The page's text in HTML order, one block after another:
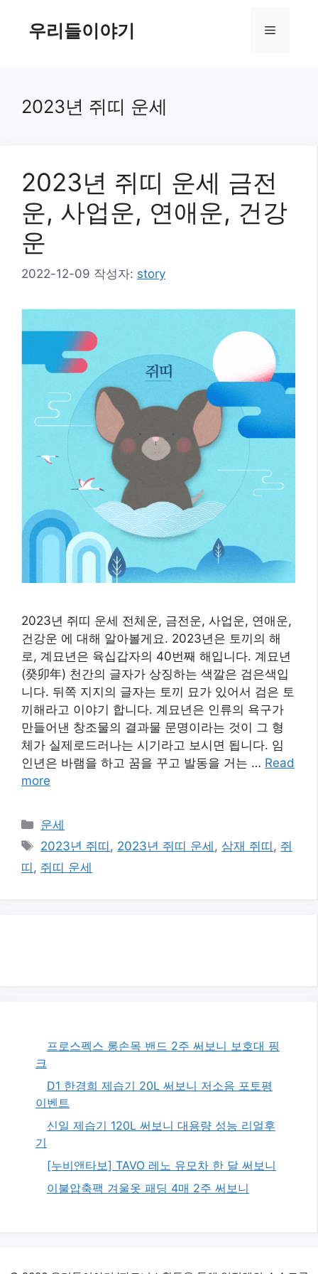
우리들이야기 메
2023년 쥐띠 운세
2023년 쥐띠 운세 금전
운, 사업운, 연애운, 건강
운
2022-12-09 작성자: story
2023년 쥐띠 운세 전체운, 금전운, 사업운, 연애운,
건강운 에 대해 알아볼게요. 2023년은 토끼의 해
로, 계묘년은 육십갑자의 40번째 해입니다. 계묘년
(癸卯年) 천간의 글자가 상징하는 색깔은 검은색입
니다. 뒤쪽 지지의 글자는 토끼 묘가 있어서 검은 토
끼해라고 이야기 합니다. 계묘년은 인류의 욕구가
만들어낸 창조물의 결과물 문명이라는 것이 그 형
체가 실제로드러나는 시기라고 보시면 됩니다. 임
인년은 바램을 하고 꿈을 꾸고 발동을 거는 … Read
more
카
테
리
운세
태
그
2023년 쥐띠 , 2023년 쥐띠 운세 , 삼재 쥐띠 , 쥐
띠 , 쥐띠 운세
프로스펙스 롱손목 밴드 2주 써보니 보호대 핑
크
D1 한경희 제습기 20L 써보니 저소음 포토평
이벤트
신일 제습기 120L 써보니 대용량 성능 리얼후
기
[누비앤타보] TAVO 레노 유모차 한 달 써보니
이불압축팩 겨울옷 패딩 4매 2주 써보니